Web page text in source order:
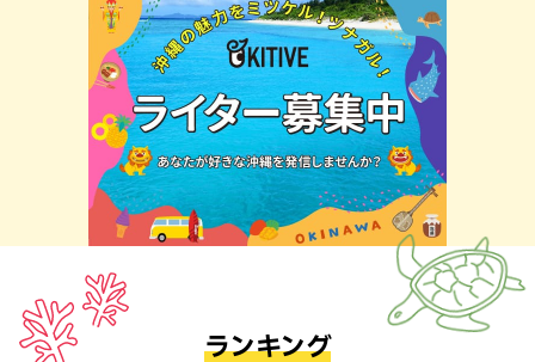
ランキング